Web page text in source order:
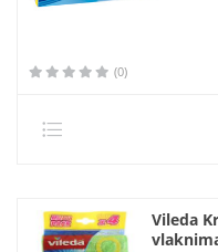
(0)
Vileda